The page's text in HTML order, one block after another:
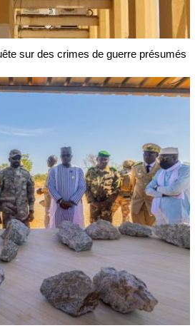
sur des crimes de guerre présumés